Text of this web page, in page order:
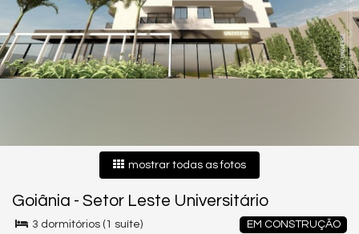
mostrar todas as fotos
Goiânia - Setor Leste Universitário
EM CONSTRUÇÃO
3 dormitórios (1 suíte)